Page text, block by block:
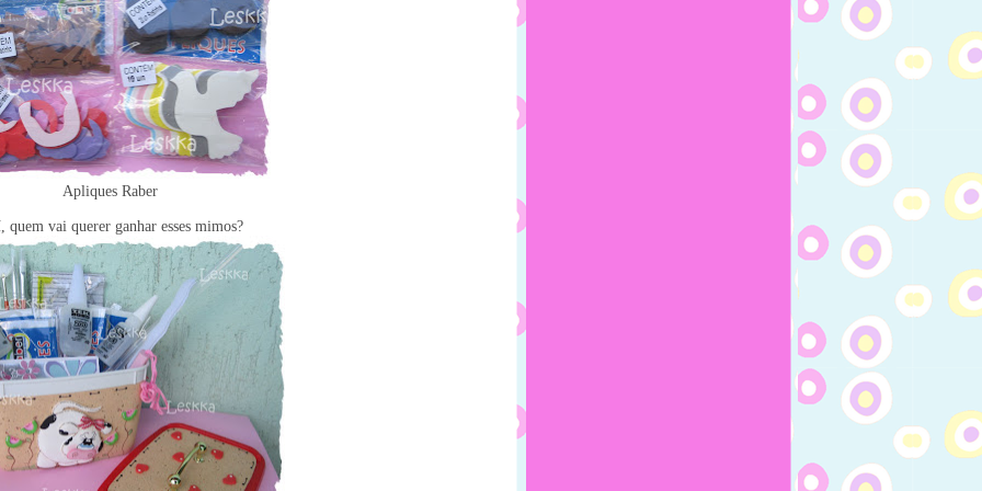
Apliques Raber
quem vai querer ganhar esses mimos?